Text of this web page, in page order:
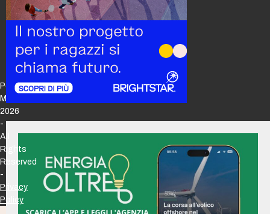
Policy
Maker
2026
-
All
Rights
Reserved
-
Privacy
Policy